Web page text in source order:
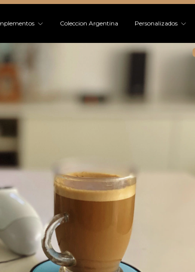
Coleccion Argentina Personalizados